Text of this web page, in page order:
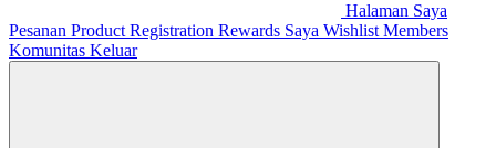
Halaman Saya
Pesanan Product Registration Rewards Saya Wishlist Members
Komunitas Keluar